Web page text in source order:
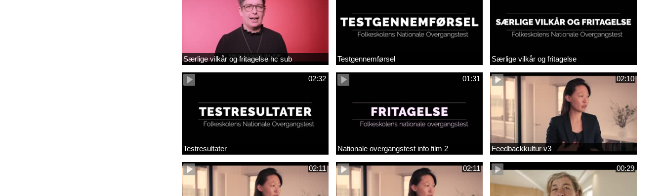
Særlige vilkår og fritagelse hc sub Testgennemførsel Særlige vilkår og fritagelse
02:32
Testresultater
01:31
Nationale overgangstest info film 2
02:10
Feedbackkultur v3
02:11 02:11 00:29